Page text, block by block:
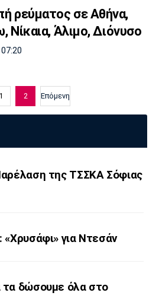
ρεύματος σε Αθήνα,
Νίκαια, Άλιμο, Διόνυσο
1 2 Επόμενη
της ΤΣΣΚΑ Σόφιας
«Χρυσάφι» για Ντεσάν
τα δώσουμε όλα στο